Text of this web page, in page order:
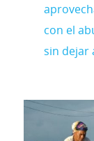
con el
sin dejar